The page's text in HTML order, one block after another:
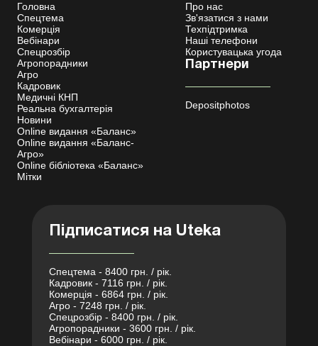
Головна
Спецтема
Комерція
Вебінари
Спецрозбір
Агропорадники
Агро
Кадровик
Медичні КНП
Реальна бухгалтерія
Новини
Online видання «Баланс»
Online видання «Баланс-
Агро»
Online бібліотека «Баланс»
Мітки
Про нас
Зв'язатися з нами
Техпідтримка
Наші телефони
Користувацька угода
Партнери
Depositphotos
Підписатися на Uteka
Спецтема - 8400 грн. / рік.
Кадровик - 7116 грн. / рік.
Комерція - 6864 грн. / рік.
Агро - 7248 грн. / рік.
Спецрозбір - 8400 грн. / рік.
Агропорадники - 3600 грн. / рік.
Вебінари - 6000 грн. / рік.